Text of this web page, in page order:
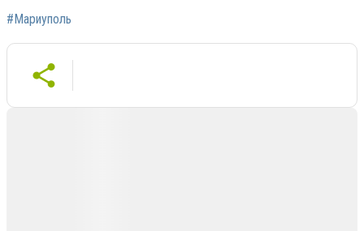
#Мариуполь